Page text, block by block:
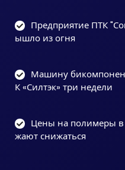
Предприятие ПТК
ышло из огня
Машину
К «Силтэк» три недели
Цены на полимеры
жают снижаться